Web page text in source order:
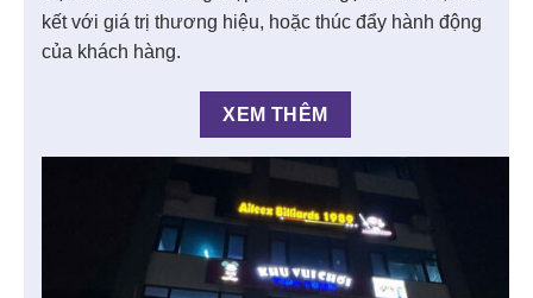
kết với giá trị thương hiệu, hoặc thúc đẩy hành động
của khách hàng.
XEM THÊM